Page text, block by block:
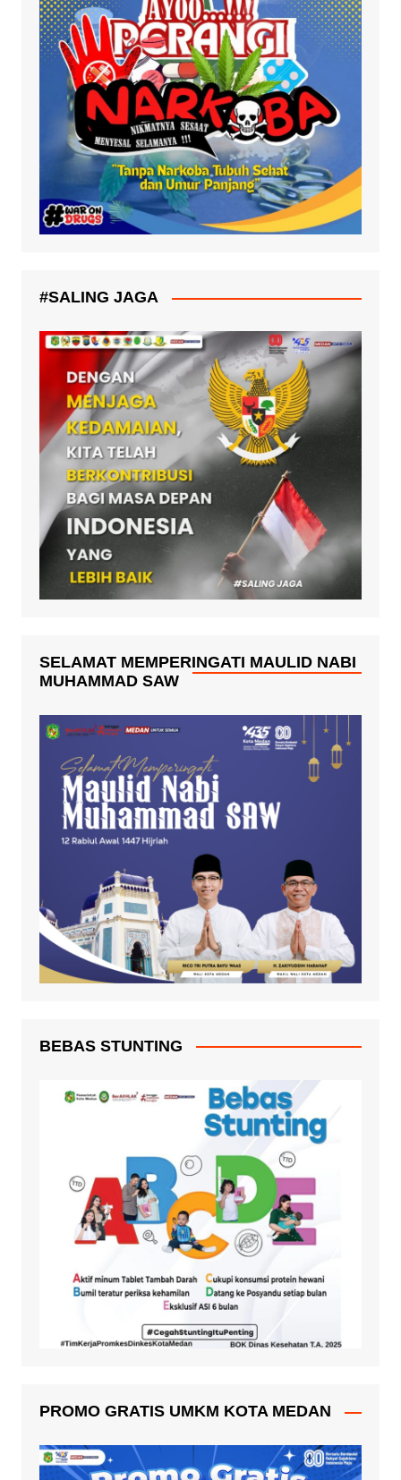
#SALING JAGA
SELAMAT MEMPERINGATI MAULID NABI
MUHAMMAD SAW
BEBAS STUNTING
PROMO GRATIS UMKM KOTA MEDAN